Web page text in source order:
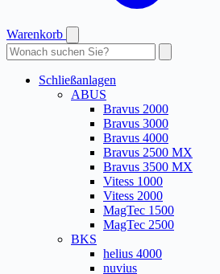
Warenkorb
Produkte
durchsuchen
Schließanlagen
ABUS
Bravus 2000
Bravus 3000
Bravus 4000
Bravus 2500 MX
Bravus 3500 MX
Vitess 1000
Vitess 2000
MagTec 1500
MagTec 2500
BKS
helius 4000
nuvius